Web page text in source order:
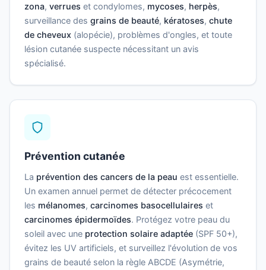
zona, verrues et condylomes, mycoses, herpès,
surveillance des grains de beauté, kératoses, chute
de cheveux (alopécie), problèmes d'ongles, et toute
lésion cutanée suspecte nécessitant un avis
spécialisé.
Prévention cutanée
La prévention des cancers de la peau est essentielle.
Un examen annuel permet de détecter précocement
les mélanomes, carcinomes basocellulaires et
carcinomes épidermoïdes. Protégez votre peau du
soleil avec une protection solaire adaptée (SPF 50+),
évitez les UV artificiels, et surveillez l'évolution de vos
grains de beauté selon la règle ABCDE (Asymétrie,